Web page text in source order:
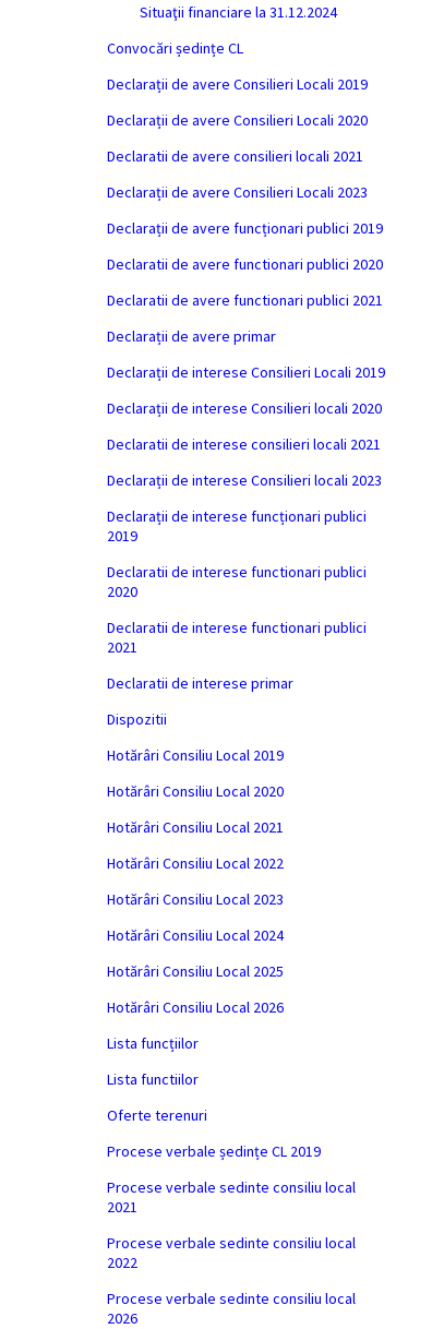
Situaţii financiare la 31.12.2024
Convocări ședințe CL
Declarații de avere Consilieri Locali 2019
Declarații de avere Consilieri Locali 2020
Declaratii de avere consilieri locali 2021
Declarații de avere Consilieri Locali 2023
Declarații de avere funcționari publici 2019
Declaratii de avere functionari publici 2020
Declaratii de avere functionari publici 2021
Declarații de avere primar
Declarații de interese Consilieri Locali 2019
Declarații de interese Consilieri locali 2020
Declaratii de interese consilieri locali 2021
Declarații de interese Consilieri locali 2023
Declarații de interese funcționari publici
2019
Declaratii de interese functionari publici
2020
Declaratii de interese functionari publici
2021
Declaratii de interese primar
Dispozitii
Hotărâri Consiliu Local 2019
Hotărâri Consiliu Local 2020
Hotărâri Consiliu Local 2021
Hotărâri Consiliu Local 2022
Hotărâri Consiliu Local 2023
Hotărâri Consiliu Local 2024
Hotărâri Consiliu Local 2025
Hotărâri Consiliu Local 2026
Lista funcțiilor
Lista functiilor
Oferte terenuri
Procese verbale ședințe CL 2019
Procese verbale sedinte consiliu local
2021
Procese verbale sedinte consiliu local
2022
Procese verbale sedinte consiliu local
2026